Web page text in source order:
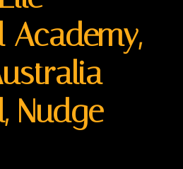
Academy,
Nudge